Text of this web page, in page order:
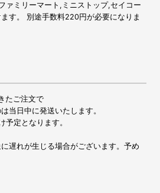
ァミリーマート,ミニストップ,セイコー
す。 別途手数料220円が必要になりま
たご注文で
当日中に発送いたします。
予定となります。
遅れが生じる場合がございます。予め